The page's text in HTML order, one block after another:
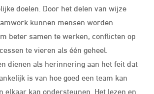
doelen. Door het delen van wijze
kunnen mensen worden
beter samen te werken, conflicten op
te vieren als één geheel.
dienen als herinnering aan het feit dat
is van hoe goed een team kan
elkaar kan ondersteunen. Het lezen en